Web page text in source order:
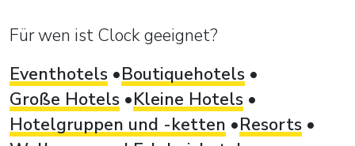
Für wen ist Clock geeignet?
Eventhotels
Boutiquehotels
Große Hotels
Kleine Hotels
Hotelgruppen und -ketten
Resorts